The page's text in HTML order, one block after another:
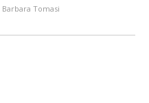
Barbara Tomasi